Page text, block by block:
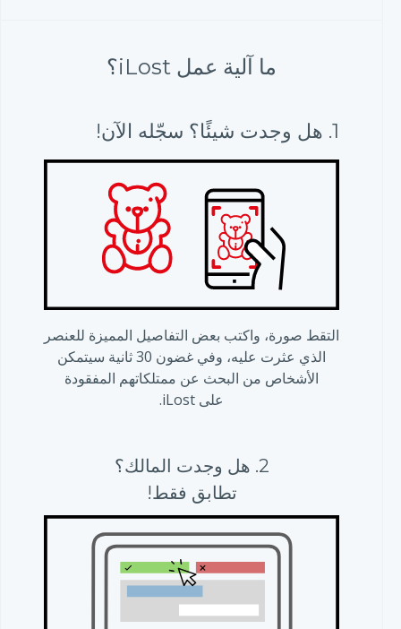
ما آلية عمل iLost؟
1. هل وجدت شيئًا؟ سجّله الآن!
التقط صورة، واكتب بعض التفاصيل المميزة للعنصر
الذي عثرت عليه، وفي غضون 30 ثانية سيتمكن
الأشخاص من البحث عن ممتلكاتهم المفقودة
على iLost.
2. هل وجدت المالك؟
تطابق فقط!